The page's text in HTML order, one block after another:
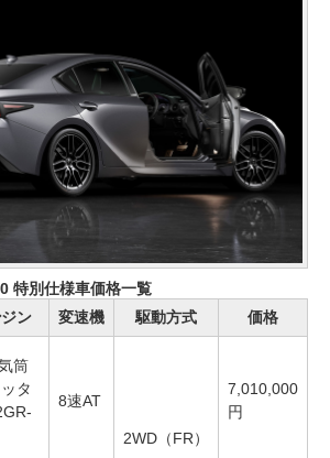
特別仕様車価格一覧
ン 変速機 駆動方式 価格
筒
タ
8速AT
2WD（FR）
7,010,000
円